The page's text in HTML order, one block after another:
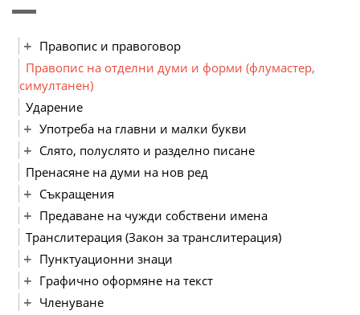
Правопис и правоговор
Правопис на отделни думи и форми (флумастер,
симултанен)
Ударение
Употреба на главни и малки букви
Слято, полуслято и разделно писане
Пренасяне на думи на нов ред
Съкращения
Предаване на чужди собствени имена
Транслитерация (Закон за транслитерация)
Пунктуационни знаци
Графично оформяне на текст
Членуване